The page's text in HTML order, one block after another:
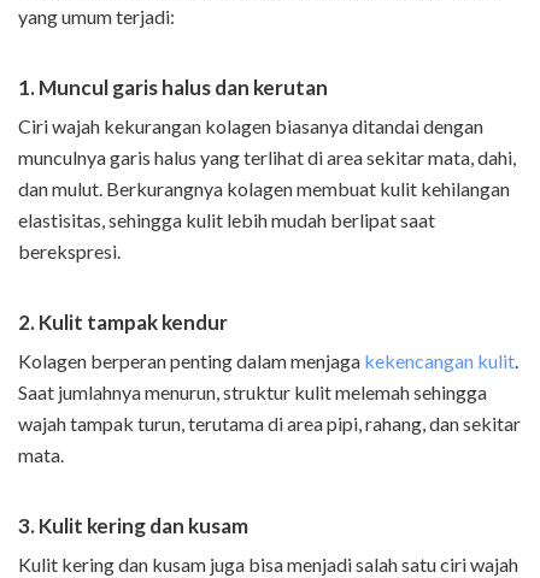
yang umum terjadi:
1. Muncul garis halus dan kerutan
Ciri wajah kekurangan kolagen biasanya ditandai dengan
munculnya garis halus yang terlihat di area sekitar mata, dahi,
dan mulut. Berkurangnya kolagen membuat kulit kehilangan
elastisitas, sehingga kulit lebih mudah berlipat saat
berekspresi.
2. Kulit tampak kendur
Kolagen berperan penting dalam menjaga kekencangan kulit.
Saat jumlahnya menurun, struktur kulit melemah sehingga
wajah tampak turun, terutama di area pipi, rahang, dan sekitar
mata.
3. Kulit kering dan kusam
Kulit kering dan kusam juga bisa menjadi salah satu ciri wajah